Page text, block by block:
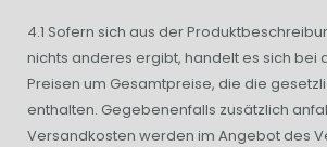
4.1 Sofern sich aus der
nichts anderes ergibt, handelt es sich bei
Preisen um Gesamtpreise, die die
enthalten. Gegebenenfalls zusätzlich
Versandkosten werden im Angebot des